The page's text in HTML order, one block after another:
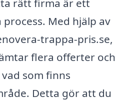
rätt firma är ett
Med hjälp av
trappa-pris.se,
flera offerter och
som finns
Detta gör att du